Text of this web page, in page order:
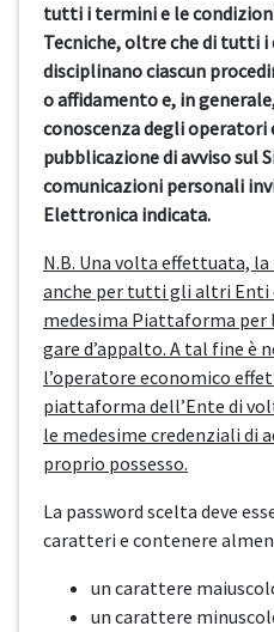
tutti i termini e le
Tecniche, oltre che di tutti i
disciplinano ciascun
o affidamento e, in
conoscenza degli
pubblicazione di avviso sul
comunicazioni personali
Elettronica indicata.
N.B. Una volta effettuata,
anche per tutti gli altri Enti
medesima Piattaforma per
gare d’appalto. A tal fine è
l’operatore economico
piattaforma dell’Ente di
le medesime credenziali di
proprio possesso.
La password scelta deve
caratteri e contenere
un carattere
un carattere